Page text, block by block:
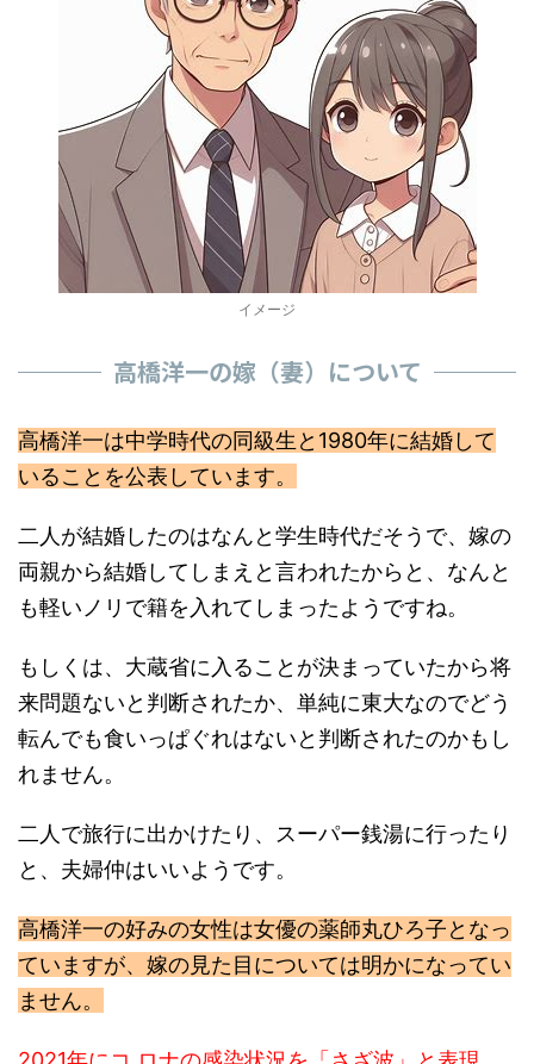
イメージ
高橋洋一の嫁（妻）について
いることを公表しています。
二人が結婚したのはなんと学生時代だそうで、嫁の
両親から結婚してしまえと言われたからと、なんと
も軽いノリで籍を入れてしまったようですね。
もしくは、大蔵省に入ることが決まっていたから将
来問題ないと判断されたか、単純に東大なのでどう
転んでも食いっぱぐれはないと判断されたのかもし
れません。
二人で旅行に出かけたり、スーパー銭湯に行ったり
と、夫婦仲はいいようです。
高橋洋一の好みの女性は女優の薬師丸ひろ子となっ
ていますが、嫁の見た目については明かになってい
ません。
2021年にコ ロナの感染状況を「さざ波」と表現
し、「屁みたいなもの」と発言したことが問題視さ